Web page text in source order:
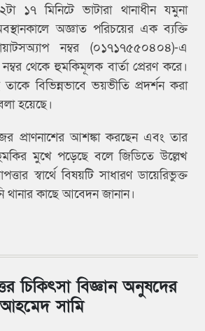
১৭ মিনিটে ভাটারা থানাধীন যমুনা
অজ্ঞাত পরিচয়ের এক ব্যক্তি
নম্বর (০১৭১৭৫৫০৪০৪)-এ
থেকে হুমকিমূলক বার্তা প্রেরণ করে।
বিভিন্নভাবে ভয়ভীতি প্রদর্শন করা
হয়েছে।
প্রাণনাশের আশঙ্কা করছেন এবং তার
মুখে পড়েছে বলে জিডিতে উল্লেখ
স্বার্থে বিষয়টি সাধারণ ডায়েরিভুক্ত
কাছে আবেদন জানান।
চিকিৎসা বিজ্ঞান অনুষদের
সামি